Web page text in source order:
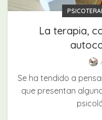
La terapia,
Se ha tendido a
que presentan